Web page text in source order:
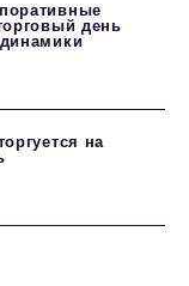
день
на